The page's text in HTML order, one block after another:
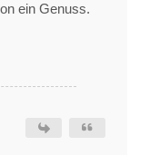
ein Genuss.